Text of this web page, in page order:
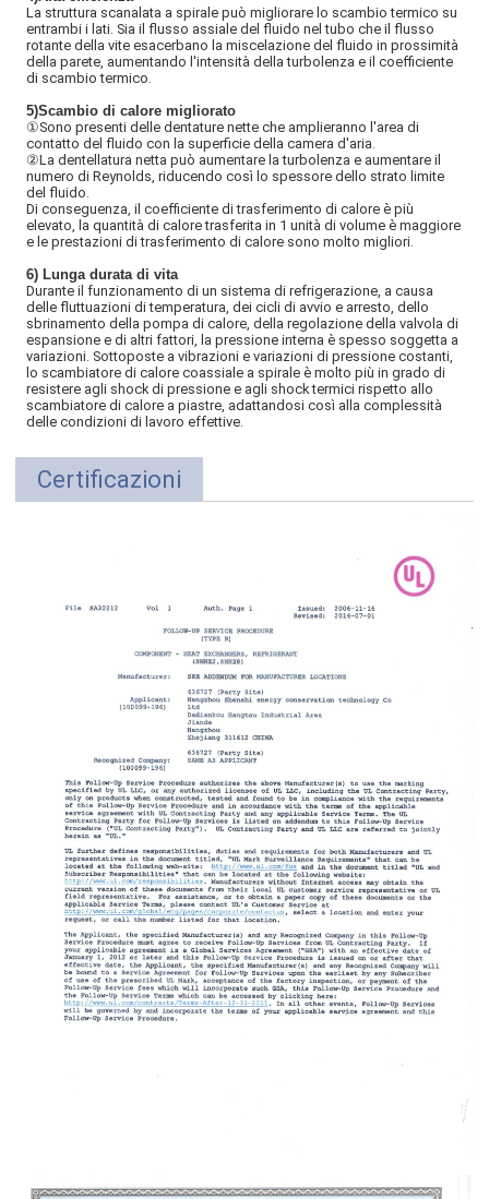
La struttura scanalata a spirale può migliorare lo scambio termico su
entrambi i lati. Sia il flusso assiale del fluido nel tubo che il flusso
rotante della vite esacerbano la miscelazione del fluido in prossimità
della parete, aumentando l'intensità della turbolenza e il coefficiente
di scambio termico.
5)Scambio di calore migliorato
①Sono presenti delle dentature nette che amplieranno l'area di
contatto del fluido con la superficie della camera d'aria.
②La dentellatura netta può aumentare la turbolenza e aumentare il
numero di Reynolds, riducendo così lo spessore dello strato limite
del fluido.
Di conseguenza, il coefficiente di trasferimento di calore è più
elevato, la quantità di calore trasferita in 1 unità di volume è maggiore
e le prestazioni di trasferimento di calore sono molto migliori.
6) Lunga durata di vita
Durante il funzionamento di un sistema di refrigerazione, a causa
delle fluttuazioni di temperatura, dei cicli di avvio e arresto, dello
sbrinamento della pompa di calore, della regolazione della valvola di
espansione e di altri fattori, la pressione interna è spesso soggetta a
variazioni. Sottoposte a vibrazioni e variazioni di pressione costanti,
lo scambiatore di calore coassiale a spirale è molto più in grado di
resistere agli shock di pressione e agli shock termici rispetto allo
scambiatore di calore a piastre, adattandosi così alla complessità
delle condizioni di lavoro effettive.
Certificazioni